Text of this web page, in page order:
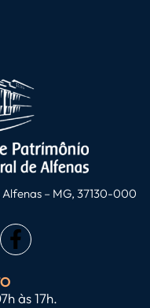
Alfenas – MG, 37130-000
às 17h.